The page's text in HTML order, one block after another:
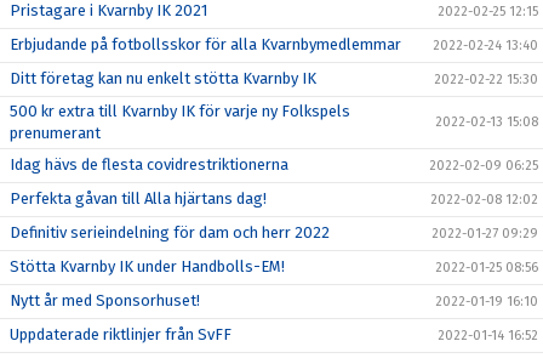
Pristagare i Kvarnby IK 2021 2022-02-25 12:15
Erbjudande på fotbollsskor för alla Kvarnbymedlemmar 2022-02-24 13:40
Ditt företag kan nu enkelt stötta Kvarnby IK 2022-02-22 15:30
500 kr extra till Kvarnby IK för varje ny Folkspels
prenumerant
2022-02-13 15:08
Idag hävs de flesta covidrestriktionerna 2022-02-09 06:25
Perfekta gåvan till Alla hjärtans dag! 2022-02-08 12:02
Definitiv serieindelning för dam och herr 2022 2022-01-27 09:29
Stötta Kvarnby IK under Handbolls-EM! 2022-01-25 08:56
Nytt år med Sponsorhuset! 2022-01-19 16:10
Uppdaterade riktlinjer från SvFF 2022-01-14 16:52